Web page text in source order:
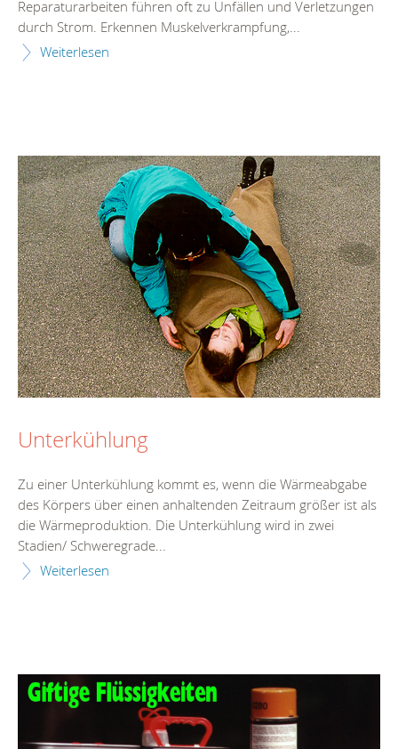
Reparaturarbeiten führen oft zu Unfällen und Verletzungen
durch Strom. Erkennen Muskelverkrampfung,...
Weiterlesen
Unterkühlung
Zu einer Unterkühlung kommt es, wenn die Wärmeabgabe
des Körpers über einen anhaltenden Zeitraum größer ist als
die Wärmeproduktion. Die Unterkühlung wird in zwei
Stadien/ Schweregrade...
Weiterlesen